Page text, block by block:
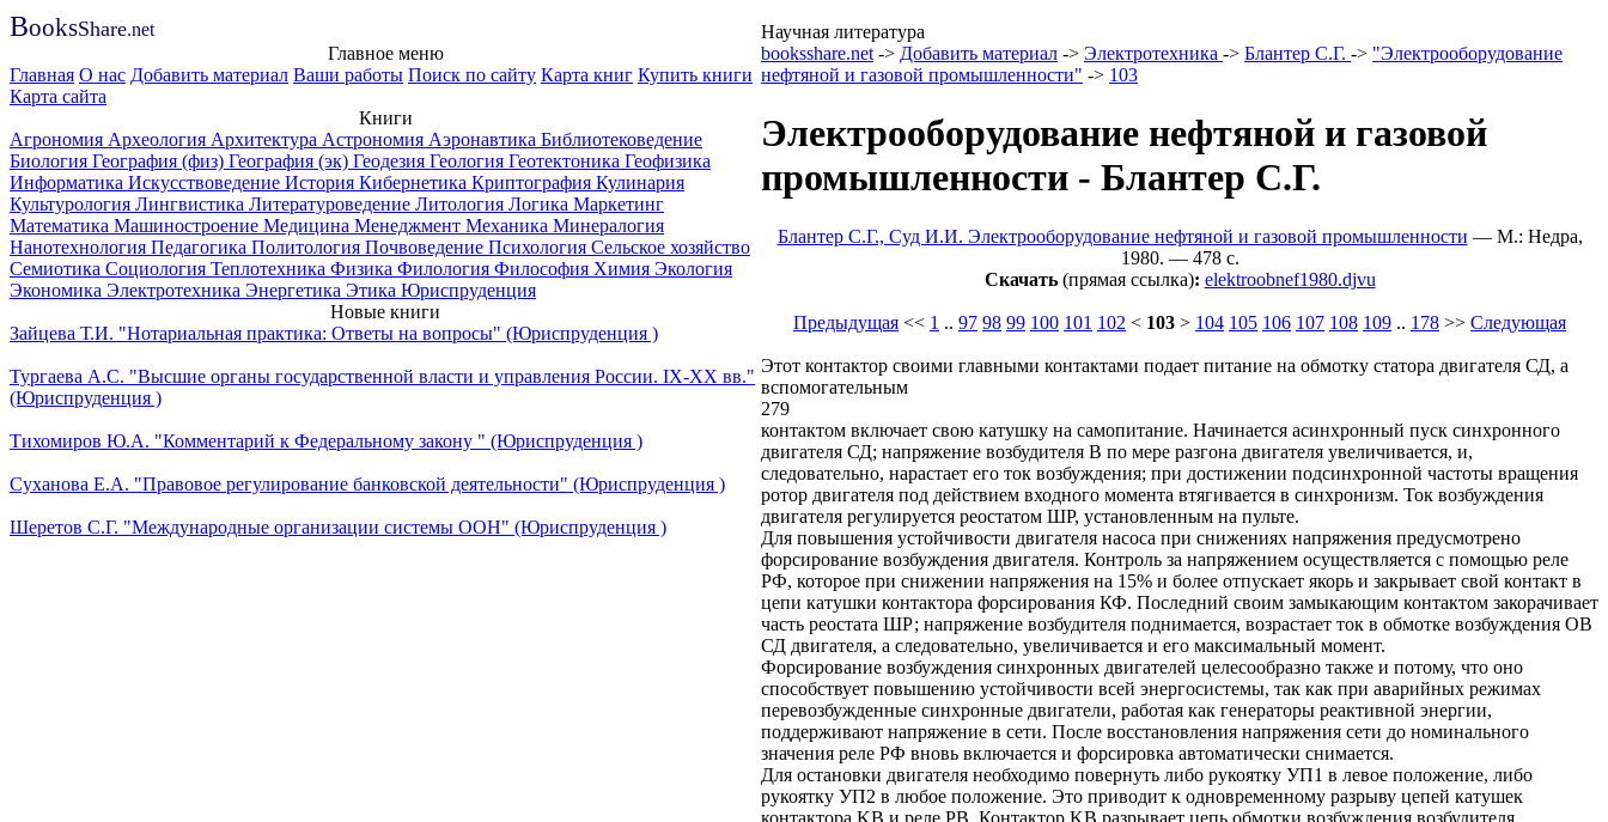
BooksShare.net
Научная литература
Главное меню
Главная О нас Добавить материал Ваши работы Поиск по сайту Карта книг Купить книги
Карта сайта
Книги
Агрономия Археология Архитектура Астрономия Аэронавтика Библиотековедение
Биология География (физ) География (эк) Геодезия Геология Геотектоника Геофизика
Информатика Искусствоведение История Кибернетика Криптография Кулинария
Культурология Лингвистика Литературоведение Литология Логика Маркетинг
Математика Машиностроение Медицина Менеджмент Механика Минералогия
Нанотехнология Педагогика Политология Почвоведение Психология Сельское хозяйство
Семиотика Социология Теплотехника Физика Филология Философия Химия Экология
Экономика Электротехника Энергетика Этика Юриспруденция
Новые книги
Зайцева Т.И. "Нотариальная практика: Ответы на вопросы" (Юриспруденция )
Тургаева А.С. "Высшие органы государственной власти и управления России. IХ-ХХ вв."
(Юриспруденция )
Тихомиров Ю.А. "Комментарий к Федеральному закону " (Юриспруденция )
Суханова Е.А. "Правовое регулирование банковской деятельности" (Юриспруденция )
Шеретов С.Г. "Международные организации системы ООН" (Юриспруденция )
booksshare.net -> Добавить материал -> Электротехника -> Блантер С.Г. -> "Электрооборудование
нефтяной и газовой промышленности" -> 103
Электрооборудование нефтяной и газовой
промышленности - Блантер С.Г.
Блантер С.Г., Суд И.И. Электрооборудование нефтяной и газовой промышленности — М.: Недра,
1980. — 478 c.
Скачать(прямая ссылка): elektroobnef1980.djvu
Предыдущая << 1 .. 97 98 99 100 101 102 < 103 > 104 105 106 107 108 109 .. 178 >> Следующая
Этот контактор своими главными контактами подает питание на обмотку статора двигателя СД, а
вспомогательным
279
контактом включает свою катушку на самопитание. Начинается асинхронный пуск синхронного
двигателя СД; напряжение возбудителя В по мере разгона двигателя увеличивается, и,
следовательно, нарастает его ток возбуждения; при достижении подсинхронной частоты вращения
ротор двигателя под действием входного момента втягивается в синхронизм. Ток возбуждения
двигателя регулируется реостатом ШР, установленным на пульте.
Для повышения устойчивости двигателя насоса при снижениях напряжения предусмотрено
форсирование возбуждения двигателя. Контроль за напряжением осуществляется с помощью реле
РФ, которое при снижении напряжения на 15% и более отпускает якорь и закрывает свой контакт в
цепи катушки контактора форсирования КФ. Последний своим замыкающим контактом закорачивает
часть реостата ШР; напряжение возбудителя поднимается, возрастает ток в обмотке возбуждения OB
СД двигателя, а следовательно, увеличивается и его максимальный момент.
Форсирование возбуждения синхронных двигателей целесообразно также и потому, что оно
способствует повышению устойчивости всей энергосистемы, так как при аварийных режимах
перевозбужденные синхронные двигатели, работая как генераторы реактивной энергии,
поддерживают напряжение в сети. После восстановления напряжения сети до номинального
значения реле РФ вновь включается и форсировка автоматически снимается.
Для остановки двигателя необходимо повернуть либо рукоятку УП1 в левое положение, либо
рукоятку УП2 в любое положение. Это приводит к одновременному разрыву цепей катушек
контактора KB и реле PB. Контактор KB разрывает цепь обмотки возбуждения возбудителя,